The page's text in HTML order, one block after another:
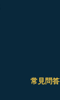
常見問答